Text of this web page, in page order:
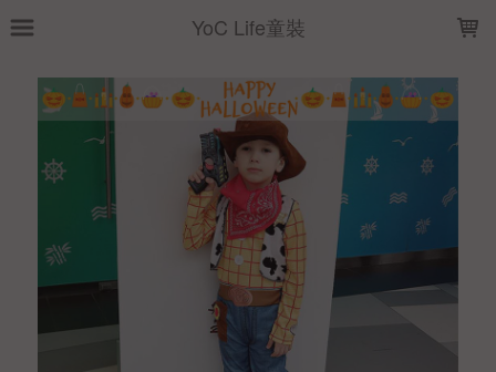
YoC Life童裝